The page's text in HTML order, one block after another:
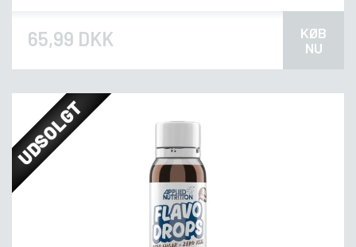
65,99 DKK
KØB
NU
UDSOLGT